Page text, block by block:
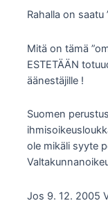
Rahalla on saatu
Mitä on tämä
ESTETÄÄN
äänestäjille !
Suomen
ole mikäli syyte
Jos 9. 12. 2005